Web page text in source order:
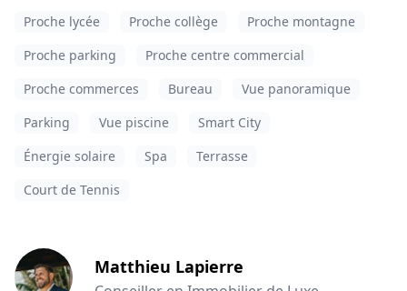
Proche lycée
Proche collège
Proche montagne
Proche parking
Proche centre commercial
Proche commerces
Bureau
Vue panoramique
Parking
Vue piscine
Smart City
Énergie solaire
Spa
Terrasse
Court de Tennis
Matthieu Lapierre